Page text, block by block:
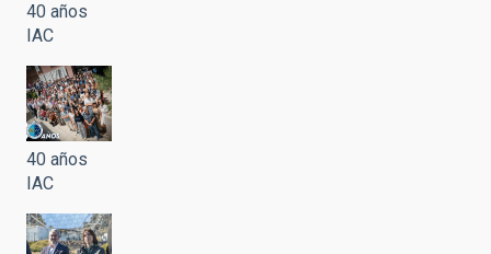
40 años
IAC
40 años
IAC